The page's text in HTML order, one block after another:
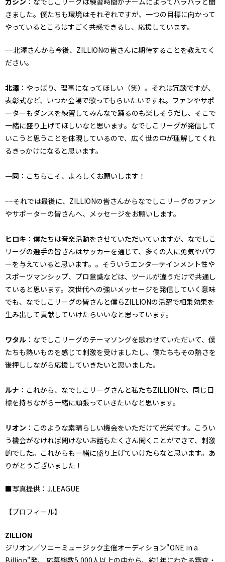
きました。僕たちも環境はそれぞれですが、一つの目標に向かって
やっているところはすごく共感できるし、応援しています。
−−北澤さんから今後、ZILLIONの皆さんに期待することを教えてく
ださい。
北澤 ：やっぱり、理事になってほしい（笑）。それは冗談ですが、
表彰式など、いつか会場で歌ってもらいたいですね。ファンやサポ
ーターもダンスを練習してみんなで踊るのも楽しそうだし、そこで
一緒に盛り上げてほしいなと思います。なでしこリーグが発信して
いこうと思うことを体現しているので、広く世の中が理解してくれ
るきっかけになると思います。
一同 ：こちらこそ、よろしくお願いします！
−−それでは最後に、ZILLIONの皆さんからなでしこリーグのファン
やサポーターの皆さんへ、メッセージをお願いします。
ヒロキ ：僕たちは音楽活動をさせていただいていますが、なでしこ
リーグの選手の皆さんはサッカーを通じて、多くの人に勇気やパワ
ーを与えていると思います。。そういうエンターテインメント性や
スポーツマンシップ、プロ意識などは、ツールが違うだけで共通し
ていると思います。次世代への強いメッセージを発信していく意味
でも、なでしこリーグの皆さんと僕らZILLIONの活躍で相乗効果を
生み出して貢献していけたらいいなと思っています。
ワタル ：なでしこリーグのテーマソングを歌わせていただいて、僕
たちも熱いものを感じて刺激を受けましたし、僕たちもその熱さを
後押ししながら応援していきたいと思いました。
ルナ ：これから、なでしこリーグさんと私たちZILLIONで、同じ目
標を持ちながら一緒に頑張っていきたいなと思います。
リオン ：このような素晴らしい機会をいただけて光栄です。こうい
う機会がなければ聞けないお話もたくさん聞くことができて、刺激
的でした。これからも一緒に盛り上げていけたらなと思います。あ
りがとうございました！
■写真提供：J.LEAGUE
【プロフィール】
ZILLION
ジリオン／ソニーミュージック主催オーディション"ONE in a